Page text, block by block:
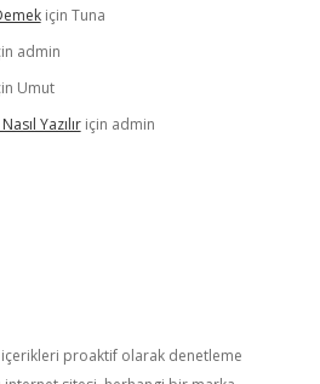
için Tuna
admin
Umut
Yazılıriçin admin
içerikleri proaktif olarak denetleme